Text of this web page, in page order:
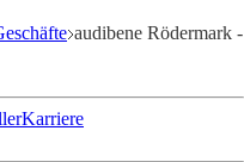
audibene Rödermark -
Karriere